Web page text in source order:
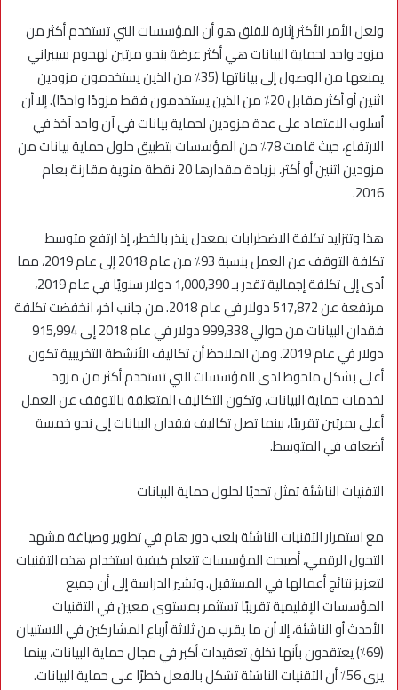
ولعل الأمر الأكثر إثارة للقلق هو أن المؤسسات التي تستخدم أكثر من
مزود واحد لحماية البيانات هي أكثر عرضة بنحو مرتين لهجوم سيبراني
يمنعها من الوصول إلى بياناتها (35٪ من الذين يستخدمون مزودين
اثنين أو أكثر مقابل 20٪ من الذين يستخدمون فقط مزودًا واحدًا). إلا أن
أسلوب الاعتماد على عدة مزودين لحماية بيانات في آن واحد آخذ في
الارتفاع، حيث قامت 78٪ من المؤسسات بتطبيق حلول حماية بيانات من
مزودين اثنين أو أكثر، بزيادة مقدارها 20 نقطة مئوية مقارنة بعام
2016.
هذا وتتزايد تكلفة الاضطرابات بمعدل ينذر بالخطر، إذ ارتفع متوسط
تكلفة التوقف عن العمل بنسبة 93٪ من عام 2018 إلى عام 2019، مما
أدى إلى تكلفة إجمالية تقدر بـ 1,000,390 دولار سنويًا في عام 2019،
مرتفعة عن 517,872 دولار في عام 2018. من جانب آخر، انخفضت تكلفة
فقدان البيانات من حوالي 999,338 دولار في عام 2018 إلى 915,994
دولار في عام 2019. ومن الملاحظ أن تكاليف الأنشطة التخريبية تكون
أعلى بشكل ملحوظ لدى للمؤسسات التي تستخدم أكثر من مزود
لخدمات حماية البيانات، وتكون التكاليف المتعلقة بالتوقف عن العمل
أعلى بمرتين تقريبًا، بينما تصل تكاليف فقدان البيانات إلى نحو خمسة
أضعاف في المتوسط.
التقنيات الناشئة تمثل تحديًا لحلول حماية البيانات
مع استمرار التقنيات الناشئة بلعب دور هام في تطوير وصياغة مشهد
التحول الرقمي، أصبحت المؤسسات تتعلم كيفية استخدام هذه التقنيات
لتعزيز نتائج أعمالها في المستقبل. وتشير الدراسة إلى أن جميع
المؤسسات الإقليمية تقريبًا تستثمر بمستوى معين في التقنيات
الأحدث أو الناشئة، إلا أن ما يقرب من ثلاثة أرباع المشاركين في الاستبيان
(69٪) يعتقدون بأنها تخلق تعقيدات أكبر في مجال حماية البيانات، بينما
يرى 56٪ أن التقنيات الناشئة تشكل بالفعل خطرًا على حماية البيانات.